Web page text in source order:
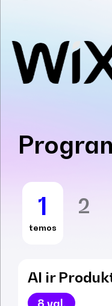
1
temos
2
AI ir
8 val.